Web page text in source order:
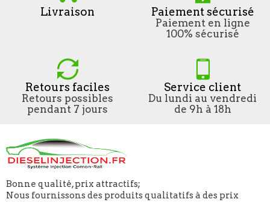
Livraison Paiement sécurisé
Paiement en ligne
100% sécurisé
Retours faciles
Retours possibles
pendant 7 jours
Service client
Du lundi au vendredi
de 9h à 18h
Bonne qualité, prix attractifs;
Nous fournissons des produits qualitatifs à des prix